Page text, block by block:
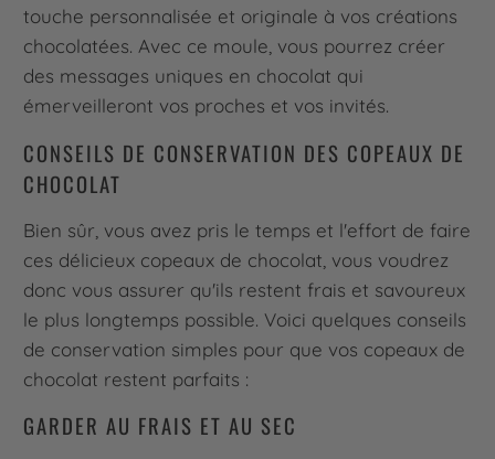
touche personnalisée et originale à vos créations
chocolatées. Avec ce moule, vous pourrez créer
des messages uniques en chocolat qui
émerveilleront vos proches et vos invités.
CONSEILS DE CONSERVATION DES COPEAUX DE
CHOCOLAT
Bien sûr, vous avez pris le temps et l'effort de faire
ces délicieux copeaux de chocolat, vous voudrez
donc vous assurer qu'ils restent frais et savoureux
le plus longtemps possible. Voici quelques conseils
de conservation simples pour que vos copeaux de
chocolat restent parfaits :
GARDER AU FRAIS ET AU SEC